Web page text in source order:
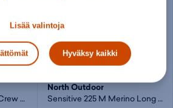
Lifa Merino Midweight Crew Plus - vaellusalusasu
North Outdoor
Sensitive 225 M Merino Long Boxer - vaellusalusasu
Lisää valintoja
Hyväksy kaikki